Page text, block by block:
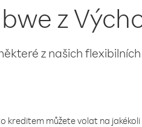
z
z našich
můžete volat na jakékoli